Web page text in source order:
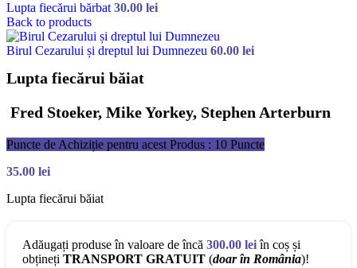
Lupta fiecărui bărbat 30.00 lei
Back to products
Birul Cezarului și dreptul lui Dumnezeu 60.00 lei
Lupta fiecărui băiat
Fred Stoeker, Mike Yorkey, Stephen Arterburn
Puncte de Achiziție pentru acest Produs : 10 Puncte
35.00 lei
Lupta fiecărui băiat
Adăugați produse în valoare de încă 300.00 leiîn coș și
obțineți TRANSPORT GRATUIT (doar în România)!